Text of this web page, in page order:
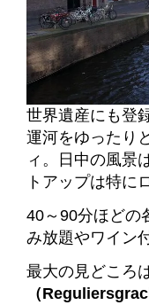
世界遺産にも登
運河をゆったり
ィ。
日中の風景
トアップは特に
40～90分ほどの
み放題やワイン
最大の見どころは
（